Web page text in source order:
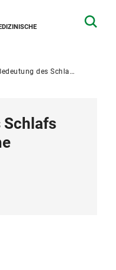
des Schlafs für das menschliche Gedächtnis
Schlafs